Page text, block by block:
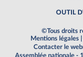
OUTIL
©Tous droits
Mentions légales
Contacter le
Assemblée nationale -